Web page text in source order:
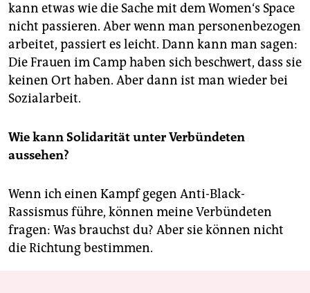
kann etwas wie die Sache mit dem Women‘s Space
nicht passieren. Aber wenn man personenbezogen
arbeitet, passiert es leicht. Dann kann man sagen:
Die Frauen im Camp haben sich beschwert, dass sie
keinen Ort haben. Aber dann ist man wieder bei
Sozialarbeit.
Wie kann Solidarität unter Verbündeten
aussehen?
Wenn ich einen Kampf gegen Anti-Black-
Rassismus führe, können meine Verbündeten
fragen: Was brauchst du? Aber sie können nicht
die Richtung bestimmen.